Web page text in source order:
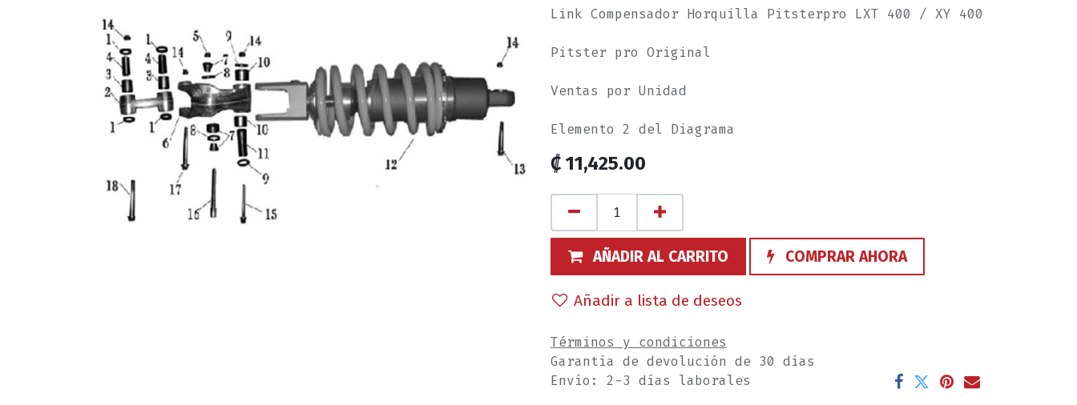
Link Compensador Horquilla Pitsterpro LXT 400 / XY 400
Pitster pro Original
Ventas por Unidad
Elemento 2 del Diagrama
₡ 11,425.00
AÑADIR AL CARRITO COMPRAR AHORA
Añadir a lista de deseos
Términos y condiciones
Garantía de devolución de 30 días
Envío: 2-3 días laborales